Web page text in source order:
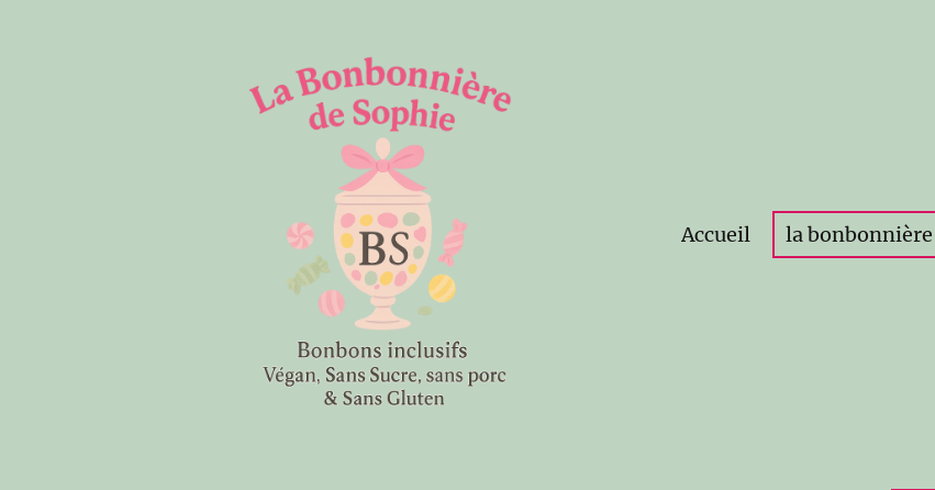
Accueil la bonbonnière